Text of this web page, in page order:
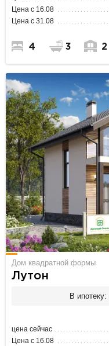
Цена с 16.08
Цена с 31.08
4 3 2
Дом квадратной формы
Лутон
В ипотеку:
цена сейчас
Цена с 16.08